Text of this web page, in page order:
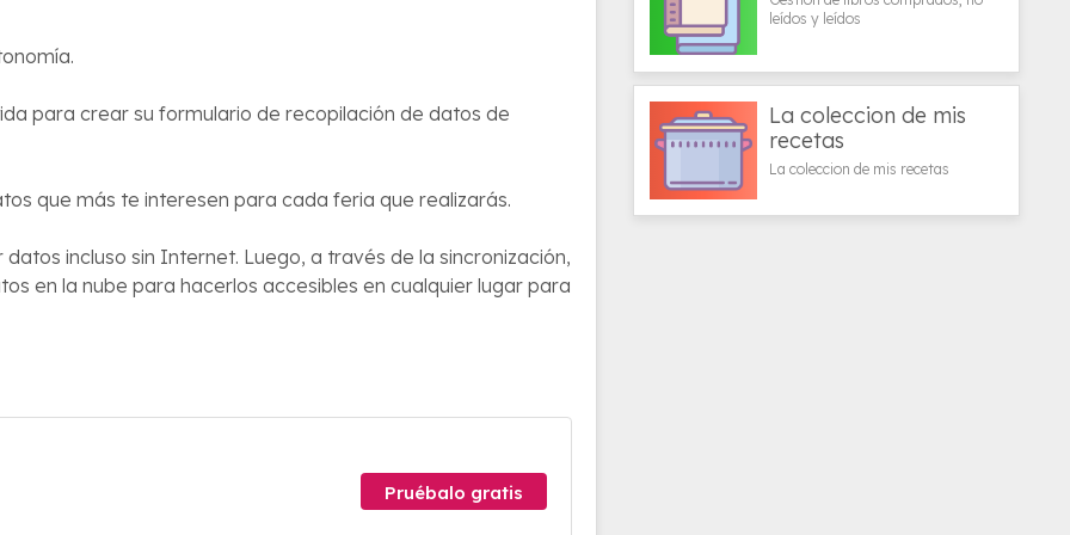
para crear su formulario de recopilación de datos de
que más te interesen para cada feria que realizarás.
incluso sin Internet. Luego, a través de la sincronización,
en la nube para hacerlos accesibles en cualquier lugar para
Pruébalo gratis
leídos y leídos
La coleccion de mis
recetas
La coleccion de mis recetas